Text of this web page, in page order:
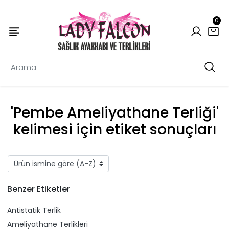
0
'Pembe Ameliyathane Terliği'
kelimesi için etiket sonuçları
Benzer Etiketler
Antistatik Terlik
Ameliyathane Terlikleri